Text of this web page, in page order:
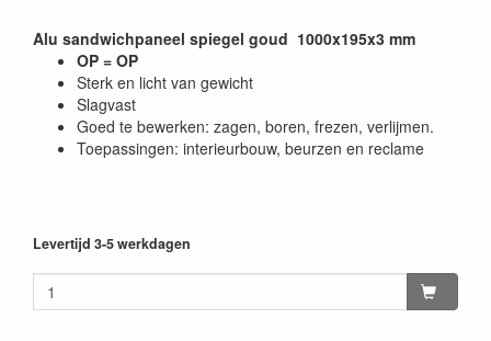
Alu sandwichpaneel spiegel goud 1000x195x3 mm
OP = OP
Sterk en licht van gewicht
Slagvast
Goed te bewerken: zagen, boren, frezen, verlijmen.
Toepassingen: interieurbouw, beurzen en reclame
Levertijd 3-5 werkdagen